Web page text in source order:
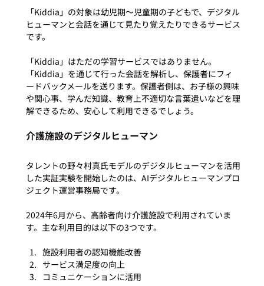
「Kiddia」の対象は幼児期〜児童期の子どもで、デジタル
ヒューマンと会話を通じて見たり覚えたりできるサービス
です。
「Kiddia」はただの学習サービスではありません。
「Kiddia」を通じて行った会話を解析し、保護者にフィ
ードバックメールを送ります。保護者側は、お子様の興味
や関心事、学んだ知識、教育上不適切な言葉遣いなどを理
介護施設のデジタルヒューマン
タレントの野々村真氏モデルのデジタルヒューマンを活用
した実証実験を開始したのは、AIデジタルヒューマンプロ
ジェクト運営事務局です。
2024年6月から、高齢者向け介護施設で利用されていま
施設利用者の認知機能改善
サービス満足度の向上
コミュニケーションに活用